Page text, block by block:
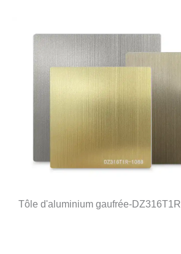
Tôle d'aluminium gaufrée-DZ316T1R